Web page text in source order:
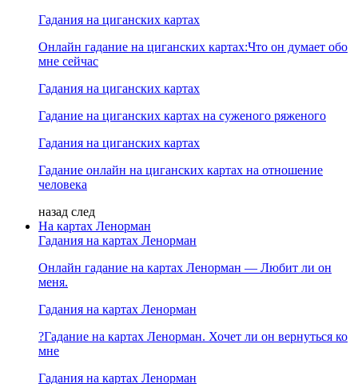
Гадания на циганских картах
Онлайн гадание на циганских картах:Что он думает обо
мне сейчас
Гадания на циганских картах
Гадание на циганских картах на суженого ряженого
Гадания на циганских картах
Гадание онлайн на циганских картах на отношение
человека
назад след
На картах Ленорман
Гадания на картах Ленорман
Онлайн гадание на картах Ленорман — Любит ли он
меня.
Гадания на картах Ленорман
?Гадание на картах Ленорман. Хочет ли он вернуться ко
мне
Гадания на картах Ленорман